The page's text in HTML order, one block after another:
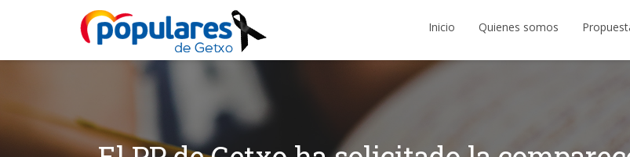
Inicio Quienes somos